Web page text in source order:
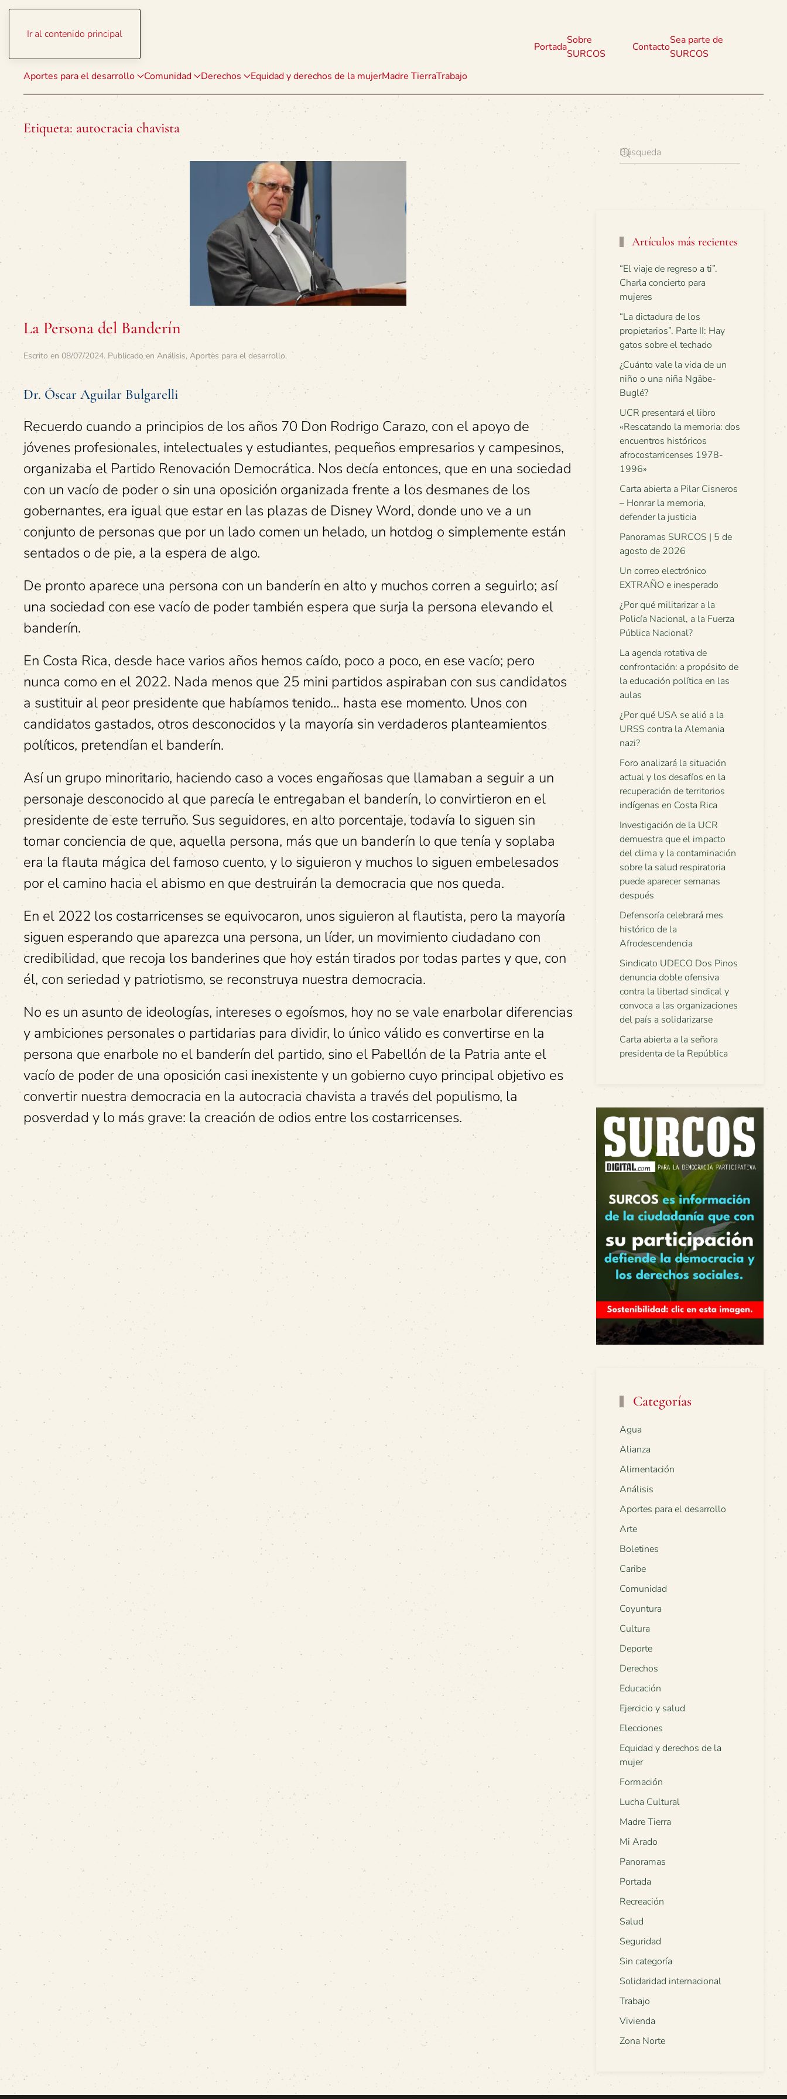
Ir al contenido principal
Aportes para el desarrollo Comunidad Derechos Equidad y derechos de la mujerMadre TierraTrabajo
Portada
Sobre
SURCOS
Contacto
Sea parte de
SURCOS
Etiqueta: autocracia chavista
La Persona del Banderín
Escrito en 08/07/2024. Publicado en Análisis, Aportes para el desarrollo.
Dr. Óscar Aguilar Bulgarelli
Recuerdo cuando a principios de los años 70 Don Rodrigo Carazo, con el apoyo de
jóvenes profesionales, intelectuales y estudiantes, pequeños empresarios y campesinos,
organizaba el Partido Renovación Democrática. Nos decía entonces, que en una sociedad
con un vacío de poder o sin una oposición organizada frente a los desmanes de los
gobernantes, era igual que estar en las plazas de Disney Word, donde uno ve a un
conjunto de personas que por un lado comen un helado, un hotdog o simplemente están
sentados o de pie, a la espera de algo.
De pronto aparece una persona con un banderín en alto y muchos corren a seguirlo; así
una sociedad con ese vacío de poder también espera que surja la persona elevando el
banderín.
En Costa Rica, desde hace varios años hemos caído, poco a poco, en ese vacío; pero
nunca como en el 2022. Nada menos que 25 mini partidos aspiraban con sus candidatos
a sustituir al peor presidente que habíamos tenido… hasta ese momento. Unos con
candidatos gastados, otros desconocidos y la mayoría sin verdaderos planteamientos
políticos, pretendían el banderín.
Así un grupo minoritario, haciendo caso a voces engañosas que llamaban a seguir a un
personaje desconocido al que parecía le entregaban el banderín, lo convirtieron en el
presidente de este terruño. Sus seguidores, en alto porcentaje, todavía lo siguen sin
tomar conciencia de que, aquella persona, más que un banderín lo que tenía y soplaba
era la flauta mágica del famoso cuento, y lo siguieron y muchos lo siguen embelesados
por el camino hacia el abismo en que destruirán la democracia que nos queda.
En el 2022 los costarricenses se equivocaron, unos siguieron al flautista, pero la mayoría
siguen esperando que aparezca una persona, un líder, un movimiento ciudadano con
credibilidad, que recoja los banderines que hoy están tirados por todas partes y que, con
él, con seriedad y patriotismo, se reconstruya nuestra democracia.
No es un asunto de ideologías, intereses o egoísmos, hoy no se vale enarbolar diferencias
y ambiciones personales o partidarias para dividir, lo único válido es convertirse en la
persona que enarbole no el banderín del partido, sino el Pabellón de la Patria ante el
vacío de poder de una oposición casi inexistente y un gobierno cuyo principal objetivo es
convertir nuestra democracia en la autocracia chavista a través del populismo, la
posverdad y lo más grave: la creación de odios entre los costarricenses.
Artículos más recientes
“El viaje de regreso a ti”.
Charla concierto para
mujeres
“La dictadura de los
propietarios”. Parte II: Hay
gatos sobre el techado
¿Cuánto vale la vida de un
niño o una niña Ngäbe-
Buglé?
UCR presentará el libro
«Rescatando la memoria: dos
encuentros históricos
afrocostarricenses 1978-
1996»
Carta abierta a Pilar Cisneros
– Honrar la memoria,
defender la justicia
Panoramas SURCOS | 5 de
agosto de 2026
Un correo electrónico
EXTRAÑO e inesperado
¿Por qué militarizar a la
Policía Nacional, a la Fuerza
Pública Nacional?
La agenda rotativa de
confrontación: a propósito de
la educación política en las
aulas
¿Por qué USA se alió a la
URSS contra la Alemania
nazi?
Foro analizará la situación
actual y los desafíos en la
recuperación de territorios
indígenas en Costa Rica
Investigación de la UCR
demuestra que el impacto
del clima y la contaminación
sobre la salud respiratoria
puede aparecer semanas
después
Defensoría celebrará mes
histórico de la
Afrodescendencia
Sindicato UDECO Dos Pinos
denuncia doble ofensiva
contra la libertad sindical y
convoca a las organizaciones
del país a solidarizarse
Carta abierta a la señora
presidenta de la República
Categorías
Agua
Alianza
Alimentación
Análisis
Aportes para el desarrollo
Arte
Boletines
Caribe
Comunidad
Coyuntura
Cultura
Deporte
Derechos
Educación
Ejercicio y salud
Elecciones
Equidad y derechos de la
mujer
Formación
Lucha Cultural
Madre Tierra
Mi Arado
Panoramas
Portada
Recreación
Salud
Seguridad
Sin categoría
Solidaridad internacional
Trabajo
Vivienda
Zona Norte